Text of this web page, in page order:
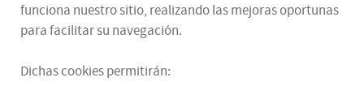
funciona nuestro sitio, realizando las mejoras oportunas
para facilitar su navegación.
Dichas cookies permitirán: